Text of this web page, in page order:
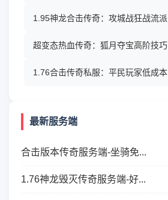
1.95神龙合击传奇：攻城战狂战流派
超变态热血传奇：狐月夺宝高阶技巧
1.76合击传奇私服：平民玩家低成本
最新服务端
合击版本传奇服务端-坐骑免...
1.76神龙毁灭传奇服务端-好...